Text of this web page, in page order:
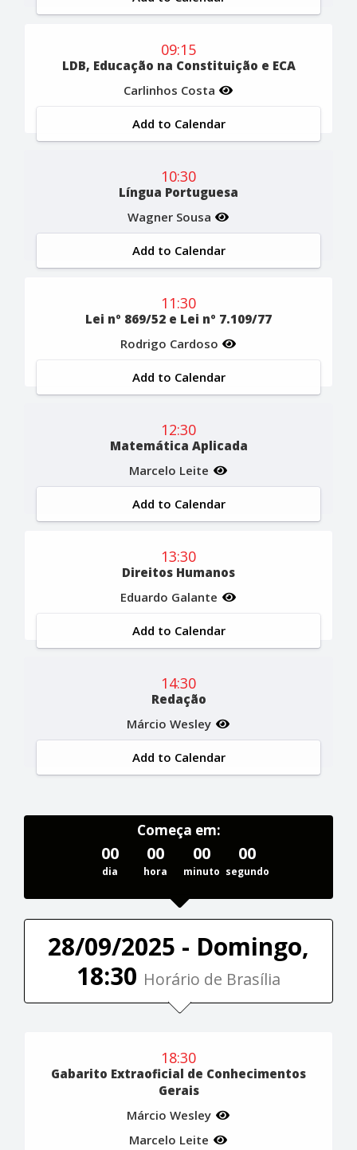
09:15
LDB, Educação na Constituição e ECA
Carlinhos Costa
Add to Calendar
10:30
Língua Portuguesa
Wagner Sousa
Add to Calendar
11:30
Lei nº 869/52 e Lei nº 7.109/77
Rodrigo Cardoso
Add to Calendar
12:30
Matemática Aplicada
Marcelo Leite
Add to Calendar
13:30
Direitos Humanos
Eduardo Galante
Add to Calendar
14:30
Redação
Márcio Wesley
Add to Calendar
Começa em:
00
dia
00
hora
00
minuto
00
segundo
28/09/2025 - Domingo,
18:30 Horário de Brasília
18:30
Gabarito Extraoficial de Conhecimentos
Gerais
Márcio Wesley
Marcelo Leite